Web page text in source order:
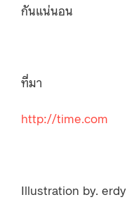
กันแน่นอน
ที่มา
http://time.com
Illustration by. erdy